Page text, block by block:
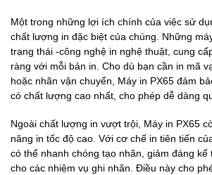
Một trong những lợi ích chính của việc sử
chất lượng in đặc biệt của chúng. Những
trạng thái -công nghệ in nghệ thuật, cung
ràng với mỗi bản in. Cho dù bạn cần in mã
hoặc nhãn vận chuyển, Máy in PX65 đảm
có chất lượng cao nhất, cho phép dễ dàng
Ngoài chất lượng in vượt trội, Máy in PX65
năng in tốc độ cao. Với cơ chế in tiên tiến
có thể nhanh chóng tạo nhãn, giảm đáng kể
cho các nhiệm vụ ghi nhãn. Điều này cho